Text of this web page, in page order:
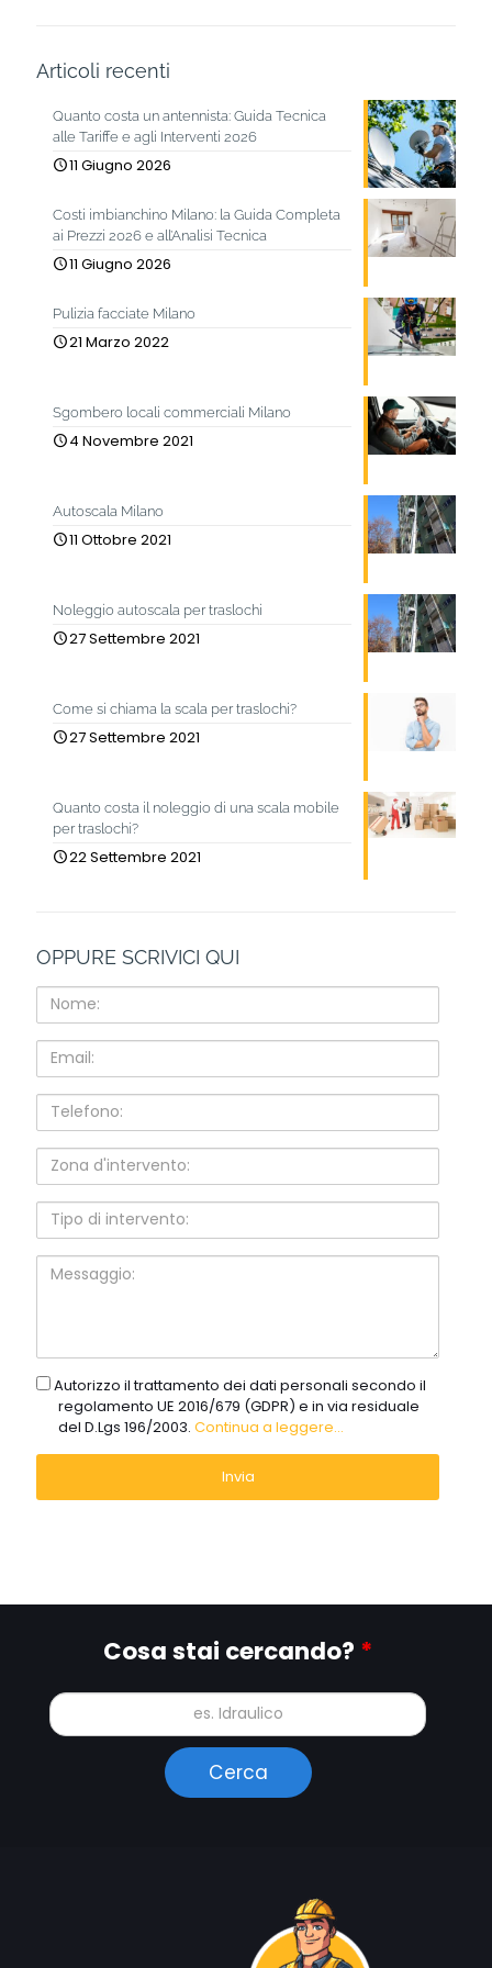
Articoli recenti
Quanto costa un antennista: Guida Tecnica
alle Tariffe e agli Interventi 2026
11 Giugno 2026
Costi imbianchino Milano: la Guida Completa
ai Prezzi 2026 e all’Analisi Tecnica
11 Giugno 2026
Pulizia facciate Milano
21 Marzo 2022
Sgombero locali commerciali Milano
4 Novembre 2021
Autoscala Milano
11 Ottobre 2021
Noleggio autoscala per traslochi
27 Settembre 2021
Come si chiama la scala per traslochi?
27 Settembre 2021
Quanto costa il noleggio di una scala mobile
per traslochi?
22 Settembre 2021
OPPURE SCRIVICI QUI
Nome:
Email:
Telefono:
Zona
d'intervento:
Tipo
intervento:
Messaggio:
gdprAutorizzo il trattamento dei dati personali secondo il
regolamento UE 2016/679 (GDPR) e in via residuale
del D.Lgs 196/2003. Continua a leggere...
Cosa stai cercando? *